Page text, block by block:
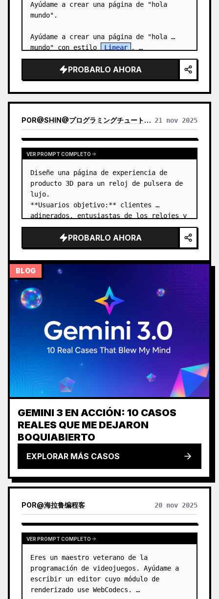
Ayúdame a crear una página de "hola
mundo".
Ayúdame a crear una página de "hola
mundo" con estilo
Linear . …
PROBARLO AHORA
POR@SHIN@プログラミングチュートリアル 21 nov 2025
VER PROMPT COMPLETO
Diseñe una página de experiencia de
producto 3D para un reloj de pulsera de
lujo.
**Usuarios objetivo:** clientes
adinerados, entusiastas de los relojes y
empresarios de 30 a 50 años. …
PROBARLO AHORA
BLOG
GEMINI 3 EN ACCIÓN: 10 CASOS
REALES QUE ME DEJARON
BOQUIABIERTO
EXPLORAR MÁS CASOS
POR@海拉鲁编程客 20 nov 2025
VER PROMPT COMPLETO
Eres un maestro veterano de la
programación de videojuegos. Ayúdame a
escribir un editor cuyo módulo de
renderizado use WebCodecs. …